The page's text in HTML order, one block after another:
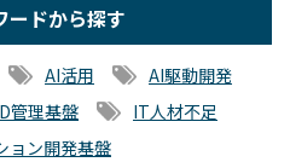
ードから探す
AI活用
AI駆動開発
管理基盤
IT人材不足
ョン開発基盤